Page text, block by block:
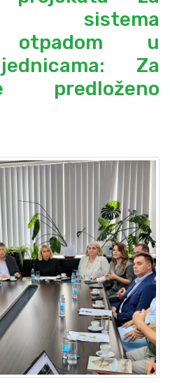
sistema
otpadom u
Za
predloženo